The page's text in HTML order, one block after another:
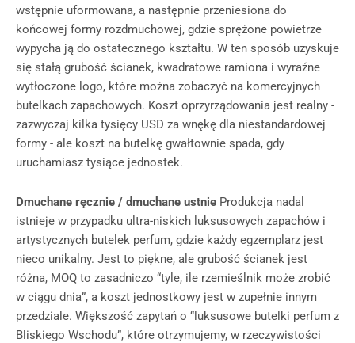
wstępnie uformowana, a następnie przeniesiona do
końcowej formy rozdmuchowej, gdzie sprężone powietrze
wypycha ją do ostatecznego kształtu. W ten sposób uzyskuje
się stałą grubość ścianek, kwadratowe ramiona i wyraźne
wytłoczone logo, które można zobaczyć na komercyjnych
butelkach zapachowych. Koszt oprzyrządowania jest realny -
zazwyczaj kilka tysięcy USD za wnękę dla niestandardowej
formy - ale koszt na butelkę gwałtownie spada, gdy
uruchamiasz tysiące jednostek.
Dmuchane ręcznie / dmuchane ustnie Produkcja nadal
istnieje w przypadku ultra-niskich luksusowych zapachów i
artystycznych butelek perfum, gdzie każdy egzemplarz jest
nieco unikalny. Jest to piękne, ale grubość ścianek jest
różna, MOQ to zasadniczo “tyle, ile rzemieślnik może zrobić
w ciągu dnia”, a koszt jednostkowy jest w zupełnie innym
przedziale. Większość zapytań o “luksusowe butelki perfum z
Bliskiego Wschodu”, które otrzymujemy, w rzeczywistości